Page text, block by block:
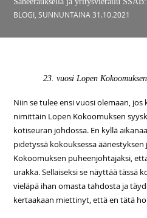
BLOGI ,SUNNUNTAINA 31.10.2021
23. vuosi Lopen
Niin se tulee ensi vuosi olemaan, jos
nimittäin Lopen Kokoomuksen
kotiseuran johdossa. En kyllä
pidetyssä kokouksessa
Kokoomuksen puheenjohtajaksi,
urakka. Sellaiseksi se näyttää tässä
vieläpä ihan omasta tahdosta ja
kertaakaan miettinyt, että en tätä